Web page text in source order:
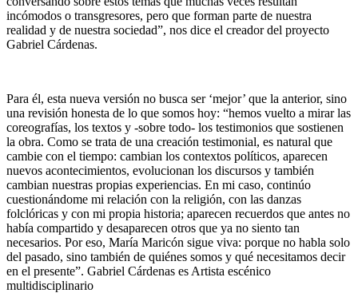
incómodos o transgresores, pero que forman parte de nuestra
realidad y de nuestra sociedad”, nos dice el creador del proyecto
Gabriel Cárdenas.
Para él, esta nueva versión no busca ser ‘mejor’ que la anterior, sino
una revisión honesta de lo que somos hoy: “hemos vuelto a mirar las
coreografías, los textos y -sobre todo- los testimonios que sostienen
la obra. Como se trata de una creación testimonial, es natural que
cambie con el tiempo: cambian los contextos políticos, aparecen
nuevos acontecimientos, evolucionan los discursos y también
cambian nuestras propias experiencias. En mi caso, continúo
cuestionándome mi relación con la religión, con las danzas
folclóricas y con mi propia historia; aparecen recuerdos que antes no
había compartido y desaparecen otros que ya no siento tan
necesarios. Por eso, María Maricón sigue viva: porque no habla solo
del pasado, sino también de quiénes somos y qué necesitamos decir
en el presente”. Gabriel Cárdenas es Artista escénico
multidisciplinario